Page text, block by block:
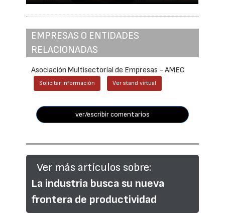
EMPRESAS O ENTIDADES
RELACIONADAS
Asociación Multisectorial de Empresas - AMEC
Solicitar información Ver stand virtual
ver/escribir comentarios
Ver más artículos sobre:
La industria busca su nueva
frontera de productividad